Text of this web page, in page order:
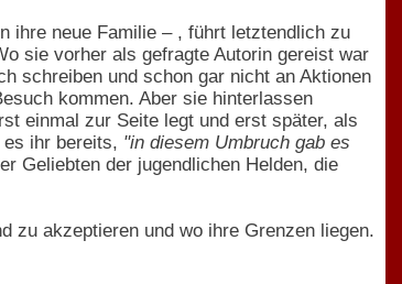
ihre neue Familie – , führt letztendlich zu
sie vorher als gefragte Autorin gereist war
schreiben und schon gar nicht an Aktionen
kommen. Aber sie hinterlassen
einmal zur Seite legt und erst später, als
ihr bereits, "in diesem Umbruch gab es
Geliebten der jugendlichen Helden, die
zu akzeptieren und wo ihre Grenzen liegen.